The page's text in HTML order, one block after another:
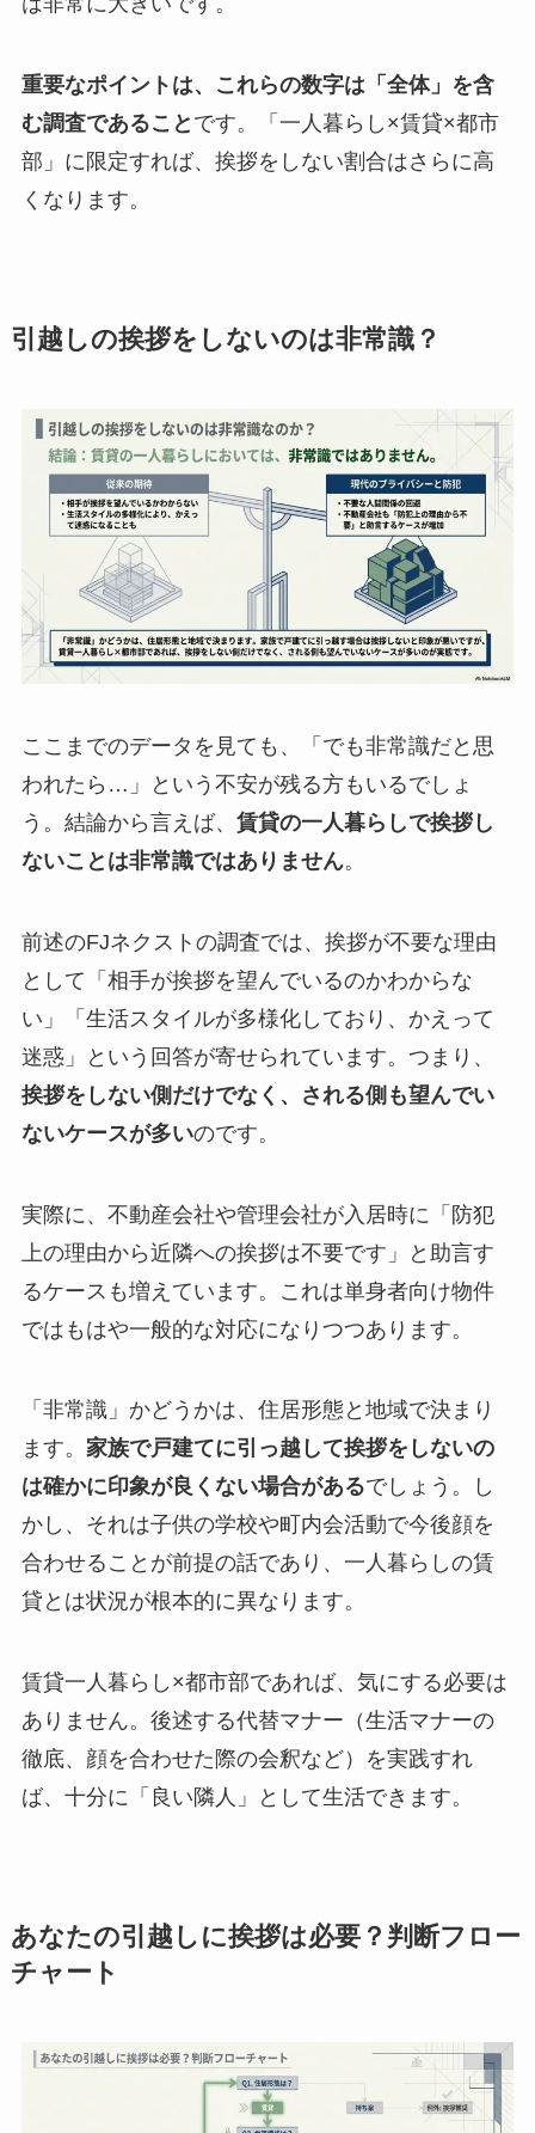
重要なポイントは、これらの数字は「全体」を含
む調査であること です。「一人暮らし×賃貸×都市
部」に限定すれば、挨拶をしない割合はさらに高
くなります。
引越しの挨拶をしないのは非常識？
ここまでのデータを見ても、「でも非常識だと思
われたら…」という不安が残る方もいるでしょ
う。結論から言えば、 賃貸の一人暮らしで挨拶し
ないことは非常識ではありません。
前述のFJネクストの調査では、挨拶が不要な理由
として「相手が挨拶を望んでいるのかわからな
い」「生活スタイルが多様化しており、かえって
迷惑」という回答が寄せられています。つまり、
挨拶をしない側だけでなく、される側も望んでい
ないケースが多いのです。
実際に、不動産会社や管理会社が入居時に「防犯
上の理由から近隣への挨拶は不要です」と助言す
るケースも増えています。これは単身者向け物件
ではもはや一般的な対応になりつつあります。
「非常識」かどうかは、住居形態と地域で決まり
ます。 家族で戸建てに引っ越して挨拶をしないの
は確かに印象が良くない場合があるでしょう。し
かし、それは子供の学校や町内会活動で今後顔を
合わせることが前提の話であり、一人暮らしの賃
貸とは状況が根本的に異なります。
賃貸一人暮らし×都市部であれば、気にする必要は
ありません。後述する代替マナー（生活マナーの
徹底、顔を合わせた際の会釈など）を実践すれ
ば、十分に「良い隣人」として生活できます。
あなたの引越しに挨拶は必要？判断フロー
チャート